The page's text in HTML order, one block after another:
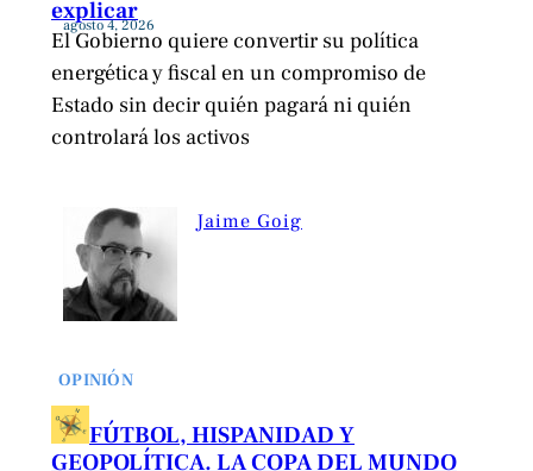
explicar
agosto 4, 2026
El Gobierno quiere convertir su política
energética y fiscal en un compromiso de
Estado sin decir quién pagará ni quién
controlará los activos
Jaime Goig
OPINIÓN
FÚTBOL, HISPANIDAD Y
GEOPOLÍTICA. LA COPA DEL MUNDO